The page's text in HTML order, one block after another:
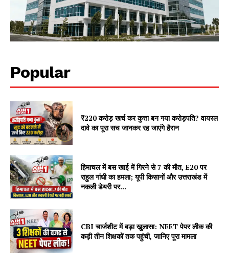
DOWNLOAD NOW
AIN NEWS 1
Contact Us
About Us
Terms of Use Agreement
Facebook
X WhatsApp
Share
Popular
₹220 करोड़ खर्च कर कुत्ता बन गया करोड़पति? वायरल
दावे का पूरा सच जानकर रह जाएंगे हैरान
हिमाचल में बस खाई में गिरने से 7 की मौत, E20 पर
राहुल गांधी का हमला; यूपी किसानों और उत्तराखंड में
नकली डेयरी पर...
CBI चार्जशीट में बड़ा खुलासा: NEET पेपर लीक की
कड़ी तीन शिक्षकों तक पहुंची, जानिए पूरा मामला